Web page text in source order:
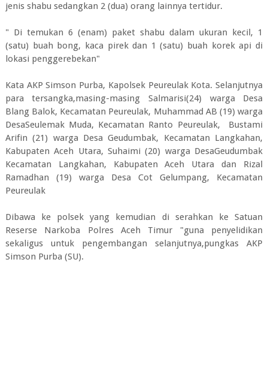
jenis shabu sedangkan 2 (dua) orang lainnya tertidur.
" Di temukan 6 (enam) paket shabu dalam ukuran kecil, 1
(satu) buah bong, kaca pirek dan 1 (satu) buah korek api di
lokasi penggerebekan"
Kata AKP Simson Purba, Kapolsek Peureulak Kota. Selanjutnya
para tersangka,masing-masing Salmarisi(24) warga Desa
Blang Balok, Kecamatan Peureulak, Muhammad AB (19) warga
DesaSeulemak Muda, Kecamatan Ranto Peureulak, Bustami
Arifin (21) warga Desa Geudumbak, Kecamatan Langkahan,
Kabupaten Aceh Utara, Suhaimi (20) warga DesaGeudumbak
Kecamatan Langkahan, Kabupaten Aceh Utara dan Rizal
Ramadhan (19) warga Desa Cot Gelumpang, Kecamatan
Peureulak
Dibawa ke polsek yang kemudian di serahkan ke Satuan
Reserse Narkoba Polres Aceh Timur "guna penyelidikan
sekaligus untuk pengembangan selanjutnya,pungkas AKP
Simson Purba (SU).